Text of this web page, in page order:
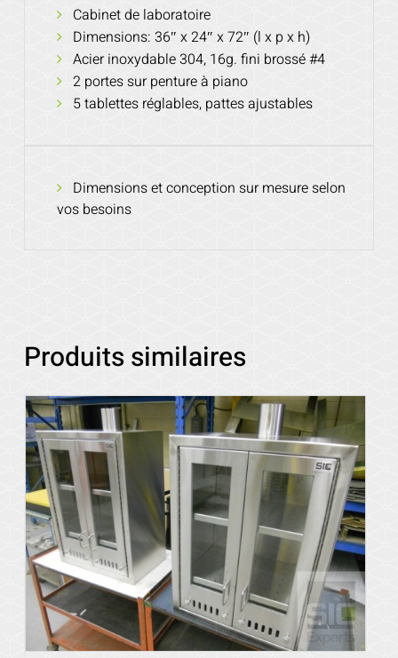
Cabinet de laboratoire
Dimensions: 36″ x 24″ x 72″ (l x p x h)
Acier inoxydable 304, 16g. fini brossé #4
2 portes sur penture à piano
5 tablettes réglables, pattes ajustables
Dimensions et conception sur mesure selon
vos besoins
Produits similaires